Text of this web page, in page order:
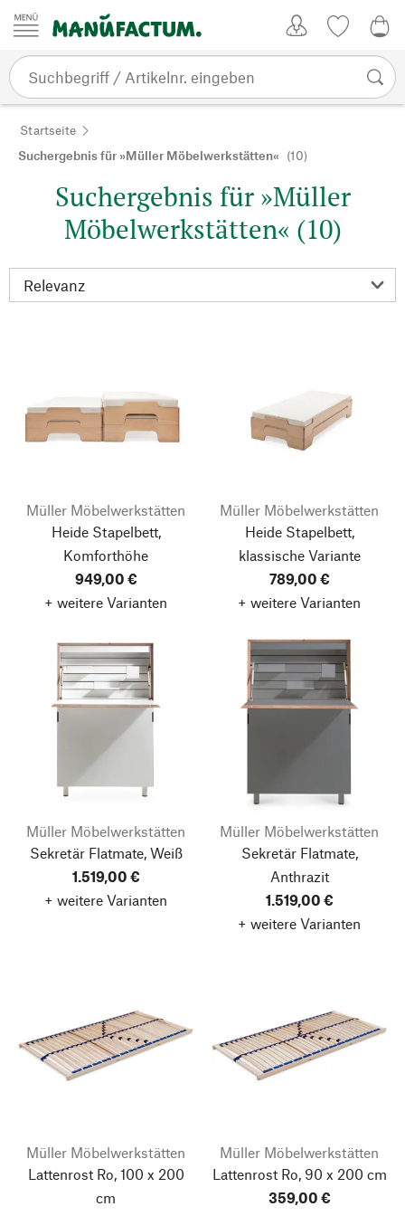
Zum Inhalt springen
Startseite
Suchergebnis für »Müller Möbelwerkstätten« (10)
Suchergebnis für »Müller
Möbelwerkstätten« (10)
Müller Möbelwerkstätten
Heide Stapelbett,
Komforthöhe
949,00 €
+ weitere Varianten
Müller Möbelwerkstätten
Heide Stapelbett,
klassische Variante
789,00 €
+ weitere Varianten
Müller Möbelwerkstätten
Sekretär Flatmate, Weiß
1.519,00 €
+ weitere Varianten
Müller Möbelwerkstätten
Sekretär Flatmate,
Anthrazit
1.519,00 €
+ weitere Varianten
Müller Möbelwerkstätten
Lattenrost Ro, 100 x 200
cm
Müller Möbelwerkstätten
Lattenrost Ro, 90 x 200 cm
359,00 €